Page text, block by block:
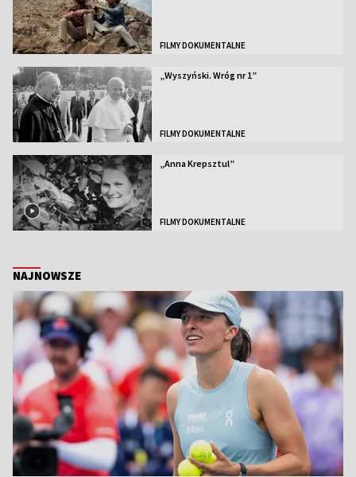
FILMY DOKUMENTALNE
„Wyszyński. Wróg nr 1”
FILMY DOKUMENTALNE
„Anna Krepsztul”
FILMY DOKUMENTALNE
NAJNOWSZE